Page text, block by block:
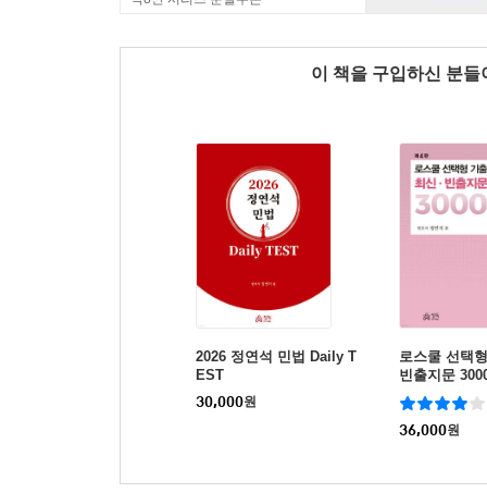
이 책을 구입하신 분
2026 정연석 민법 Daily T
EST
30,000원
로스쿨 선택
빈출지문
36,000원